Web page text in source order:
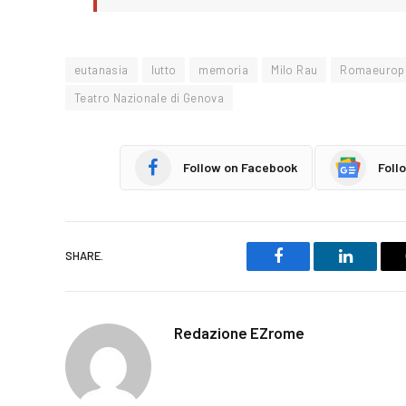
eutanasia lutto memoria Milo Rau
Teatro Nazionale di Genova
Follow on Facebook
SHARE.
Facebook LinkedIn
Redazione EZrome